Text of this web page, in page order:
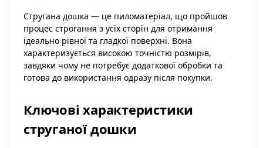
Стругана дошка — це пиломатеріал, що пройшов
процес строгання з усіх сторін для отримання
ідеально рівної та гладкої поверхні. Вона
характеризується високою точністю розмірів,
завдяки чому не потребує додаткової обробки та
готова до використання одразу після покупки.
Ключові характеристики
струганої дошки